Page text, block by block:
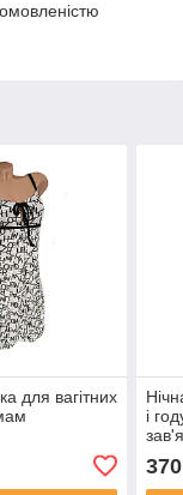
для вагітних
і
370